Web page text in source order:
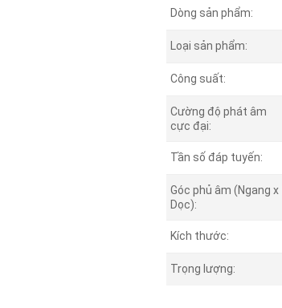
Dòng sản phẩm:
Loại sản phẩm:
Công suất:
Cường độ phát âm
cực đại:
Tần số đáp tuyến:
Góc phủ âm (Ngang x
Dọc):
Kích thước:
Trọng lượng: